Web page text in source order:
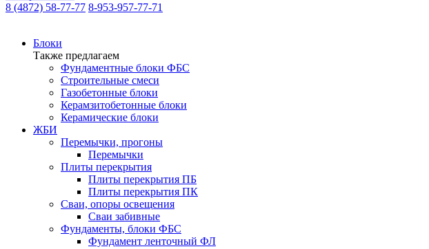
8 (4872) 58-77-77 8-953-957-77-71
Блоки
Также предлагаем
Фундаментные блоки ФБС
Строительные смеси
Газобетонные блоки
Керамзитобетонные блоки
Керамические блоки
ЖБИ
Перемычки, прогоны
Перемычки
Плиты перекрытия
Плиты перекрытия ПБ
Плиты перекрытия ПК
Сваи, опоры освещения
Сваи забивные
Фундаменты, блоки ФБС
Фундамент ленточный ФЛ